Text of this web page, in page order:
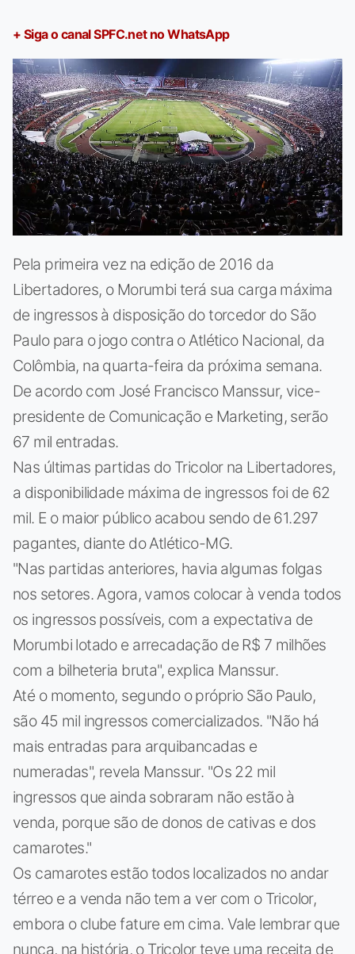
+ Siga o canal SPFC.net no WhatsApp
Pela primeira vez na edição de 2016 da
Libertadores, o Morumbi terá sua carga máxima
de ingressos à disposição do torcedor do São
Paulo para o jogo contra o Atlético Nacional, da
Colômbia, na quarta-feira da próxima semana.
De acordo com José Francisco Manssur, vice-
presidente de Comunicação e Marketing, serão
67 mil entradas.
Nas últimas partidas do Tricolor na Libertadores,
a disponibilidade máxima de ingressos foi de 62
mil. E o maior público acabou sendo de 61.297
pagantes, diante do Atlético-MG.
"Nas partidas anteriores, havia algumas folgas
nos setores. Agora, vamos colocar à venda todos
os ingressos possíveis, com a expectativa de
Morumbi lotado e arrecadação de R$ 7 milhões
com a bilheteria bruta", explica Manssur.
Até o momento, segundo o próprio São Paulo,
são 45 mil ingressos comercializados. "Não há
mais entradas para arquibancadas e
numeradas", revela Manssur. "Os 22 mil
ingressos que ainda sobraram não estão à
venda, porque são de donos de cativas e dos
camarotes."
Os camarotes estão todos localizados no andar
térreo e a venda não tem a ver com o Tricolor,
embora o clube fature em cima. Vale lembrar que
nunca, na história, o Tricolor teve uma receita de